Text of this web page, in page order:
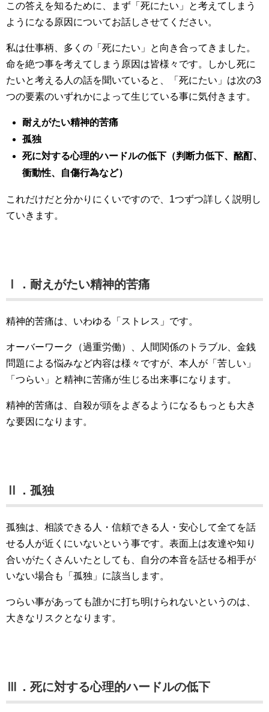
この答えを知るために、まず「死にたい」と考えてしまう
ようになる原因についてお話しさせてください。
私は仕事柄、多くの「死にたい」と向き合ってきました。
命を絶つ事を考えてしまう原因は皆様々です。しかし死に
たいと考える人の話を聞いていると、「死にたい」は次の3
つの要素のいずれかによって生じている事に気付きます。
耐えがたい精神的苦痛
孤独
死に対する心理的ハードルの低下（判断力低下、酩酊、
衝動性、自傷行為など）
これだけだと分かりにくいですので、1つずつ詳しく説明し
ていきます。
Ⅰ．耐えがたい精神的苦痛
精神的苦痛は、いわゆる「ストレス」です。
オーバーワーク（過重労働）、人間関係のトラブル、金銭
問題による悩みなど内容は様々ですが、本人が「苦しい」
「つらい」と精神に苦痛が生じる出来事になります。
精神的苦痛は、自殺が頭をよぎるようになるもっとも大き
な要因になります。
Ⅱ．孤独
孤独は、相談できる人・信頼できる人・安心して全てを話
せる人が近くにいないという事です。表面上は友達や知り
合いがたくさんいたとしても、自分の本音を話せる相手が
いない場合も「孤独」に該当します。
つらい事があっても誰かに打ち明けられないというのは、
大きなリスクとなります。
Ⅲ．死に対する心理的ハードルの低下